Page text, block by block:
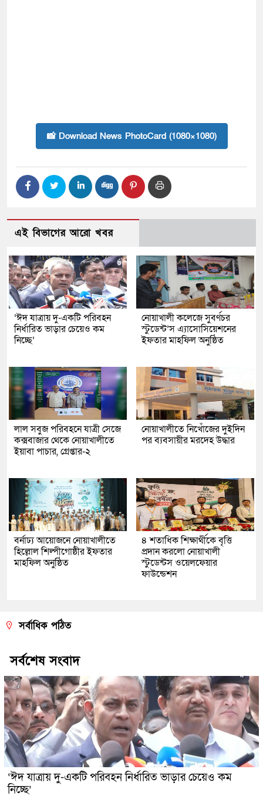
📸 Download News PhotoCard (1080×1080)
এই বিভাগের আরো খবর
‘ঈদ যাত্রায় দু-একটি পরিবহন
নির্ধারিত ভাড়ার চেয়েও কম
নিচ্ছে’
নোয়াখালী কলেজে সুবর্ণচর
স্টুডেন্ট’স এ্যাসোসিয়েশনের
ইফতার মাহফিল অনুষ্ঠিত
লাল সবুজ পরিবহনে যাত্রী সেজে
কক্সবাজার থেকে নোয়াখালীতে
ইয়াবা পাচার, গ্রেপ্তার-২
নোয়াখালীতে নিখোঁজের দুইদিন
পর ব্যবসায়ীর মরদেহ উদ্ধার
বর্নাঢ্য আয়োজনে নোয়াখালীতে
হিল্লোল শিল্পীগোষ্ঠীর ইফতার
মাহফিল অনুষ্ঠিত
৪ শতাধিক শিক্ষার্থীকে বৃত্তি
প্রদান করলো নোয়াখালী
স্টুডেন্টস ওয়েলফেয়ার
ফাউন্ডেশন
সর্বাধিক পঠিত
সর্বশেষ সংবাদ
‘ঈদ যাত্রায় দু-একটি পরিবহন নির্ধারিত ভাড়ার চেয়েও কম
নিচ্ছে’